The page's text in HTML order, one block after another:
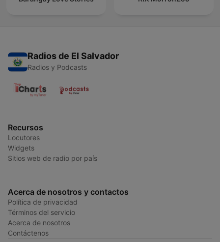
Radios de El Salvador
Radios y Podcasts
Recursos
Locutores
Widgets
Sitios web de radio por país
Acerca de nosotros y contactos
Política de privacidad
Términos del servicio
Acerca de nosotros
Contáctenos